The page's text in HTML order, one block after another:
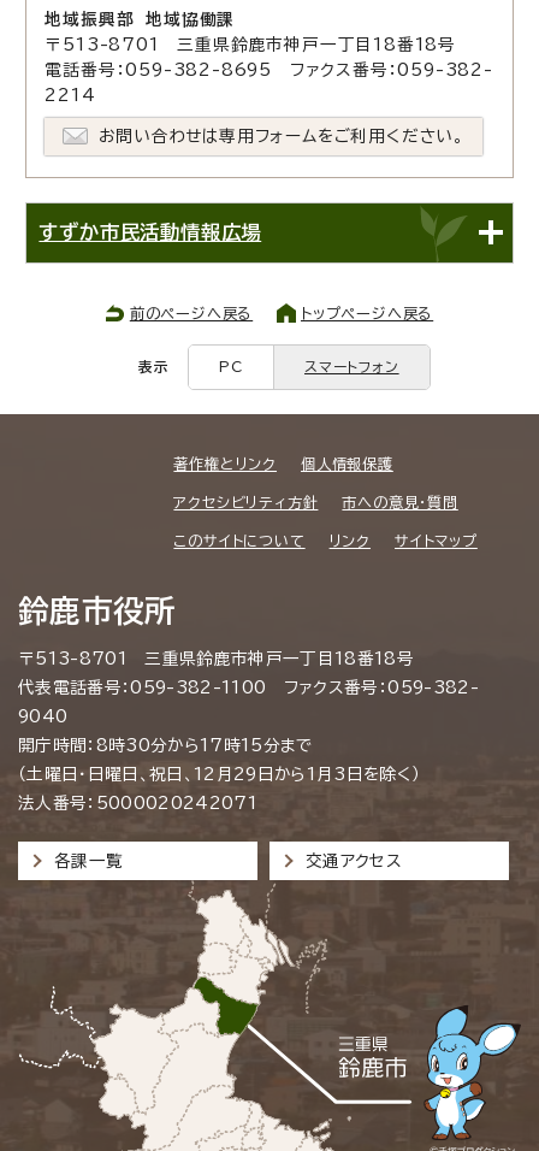
地域振興部 地域協働課
〒513-8701 三重県鈴鹿市神戸一丁目18番18号
電話番号：059-382-8695 ファクス番号：059-382-
2214
お問い合わせは専用フォームをご利用ください。
すずか市民活動情報広場
前のページへ戻る トップページへ戻る
表示 PC スマートフォン
著作権とリンク 個人情報保護
アクセシビリティ方針 市への意見・質問
このサイトについて リンク サイトマップ
鈴鹿市役所
〒513-8701 三重県鈴鹿市神戸一丁目18番18号
代表電話番号：059-382-1100 ファクス番号：059-382-
9040
開庁時間：8時30分から17時15分まで
（土曜日・日曜日、祝日、12月29日から1月3日を除く）
法人番号：5000020242071
各課一覧 交通アクセス